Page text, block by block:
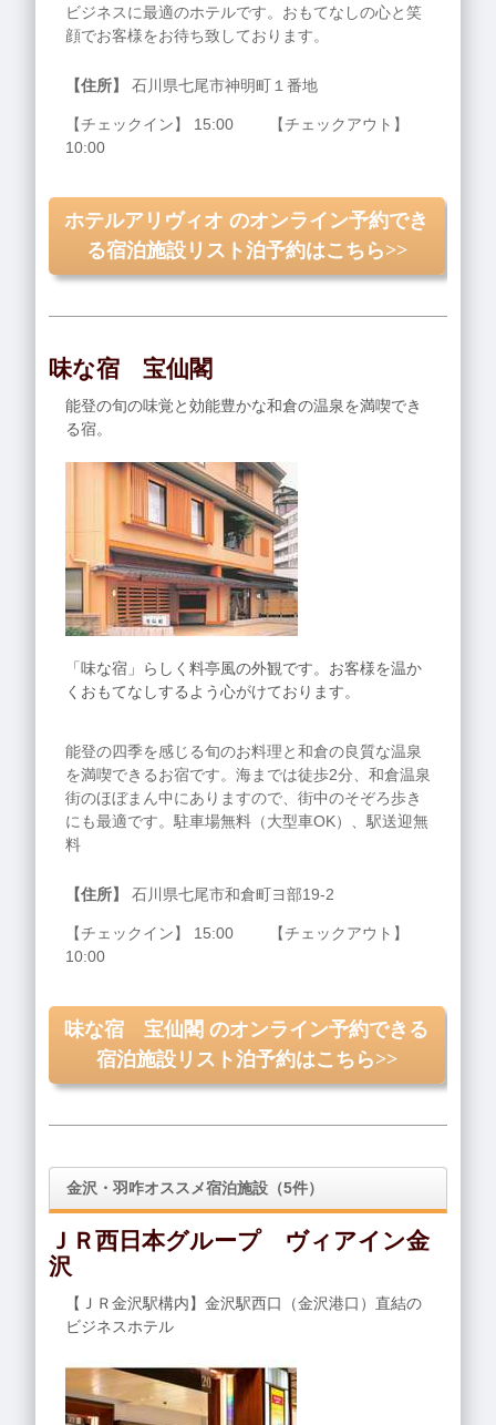
ビジネスに最適のホテルです。おもてなしの心と笑
顔でお客様をお待ち致しております。
【住所】 石川県七尾市神明町１番地
【チェックイン】 15:00 【チェックアウト】
10:00
ホテルアリヴィオ のオンライン予約でき
る宿泊施設リスト泊予約はこちら>>
味な宿 宝仙閣
能登の旬の味覚と効能豊かな和倉の温泉を満喫でき
る宿。
「味な宿」らしく料亭風の外観です。お客様を温か
くおもてなしするよう心がけております。
能登の四季を感じる旬のお料理と和倉の良質な温泉
を満喫できるお宿です。海までは徒歩2分、和倉温泉
街のほぼまん中にありますので、街中のそぞろ歩き
にも最適です。駐車場無料（大型車OK）、駅送迎無
料
【住所】 石川県七尾市和倉町ヨ部19-2
【チェックイン】 15:00 【チェックアウト】
10:00
味な宿 宝仙閣 のオンライン予約できる
宿泊施設リスト泊予約はこちら>>
金沢・羽咋オススメ宿泊施設（5件）
ＪＲ西日本グループ ヴィアイン金
沢
【ＪＲ金沢駅構内】金沢駅西口（金沢港口）直結の
ビジネスホテル